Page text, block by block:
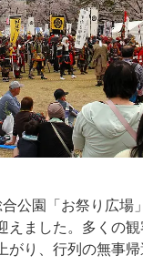
公園「お祭り広場
えました。多くの
り、行列の無事帰